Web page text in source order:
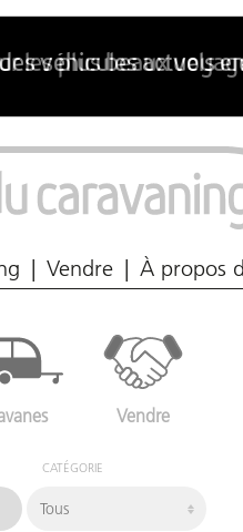
Vendre À propos
Vendre
CATÉGORIE